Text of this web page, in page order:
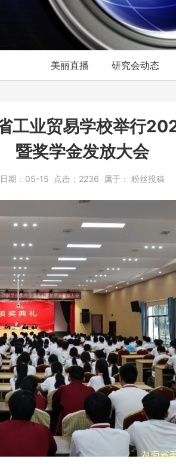
美丽直播 研究会动态
业贸易学校举行
暨奖学金发放大会
日期： 05-15 点击： 2236 属于： 粉丝投稿